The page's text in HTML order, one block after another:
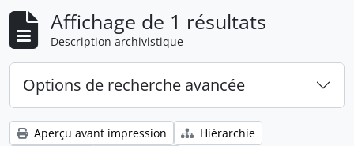
Affichage de 1 résultats
Description archivistique
Options de recherche avancée
Aperçu avant impression
Hiérarchie